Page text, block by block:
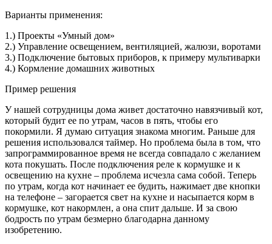
Варианты применения:
1.) Проекты «Умный дом»
2.) Управление освещением, вентиляцией, жалюзи, воротами
3.) Подключение бытовых приборов, к примеру мультиварки
4.) Кормление домашних животных
Пример решения
У нашей сотрудницы дома живет достаточно навязчивый кот,
который будит ее по утрам, часов в пять, чтобы его
покормили. Я думаю ситуация знакома многим. Раньше для
решения использовался таймер. Но проблема была в том, что
запрограммированное время не всегда совпадало с желанием
кота покушать. После подключения реле к кормушке и к
освещению на кухне – проблема исчезла сама собой. Теперь
по утрам, когда кот начинает ее будить, нажимает две кнопки
на телефоне – загорается свет на кухне и насыпается корм в
кормушке, кот накормлен, а она спит дальше. И за свою
бодрость по утрам безмерно благодарна данному
изобретению.